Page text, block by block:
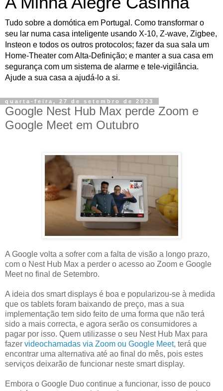
Tudo sobre a domótica em Portugal. Como transformar o
seu lar numa casa inteligente usando X-10, Z-wave, Zigbee,
Insteon e todos os outros protocolos; fazer da sua sala um
Home-Theater com Alta-Definição; e manter a sua casa em
segurança com um sistema de alarme e tele-vigilância.
Ajude a sua casa a ajudá-lo a si.
quarta-feira, 27 de setembro de 2023
Google Nest Hub Max perde Zoom e
Google Meet em Outubro
A Google volta a sofrer com a falta de visão a longo prazo,
com o Nest Hub Max a perder o acesso ao Zoom e Google
Meet no final de Setembro.
A ideia dos smart displays é boa e popularizou-se à medida
que os tablets foram baixando de preço, mas a sua
implementação tem sido feito de uma forma que não terá
sido a mais correcta, e agora serão os consumidores a
pagar por isso. Quem utilizasse o seu Nest Hub Max para
fazer videochamadas via Zoom ou Google Meet, terá que
encontrar uma alternativa até ao final do mês, pois estes
serviços deixarão de funcionar neste smart display.
Embora o Google Duo continue a funcionar, isso de pouco